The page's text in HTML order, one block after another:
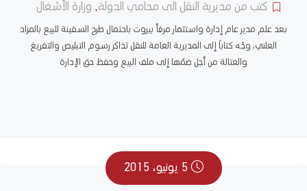
كتب من مديرية النقل الى محامي الدولة, وزارة الأشغال
بعد علم مدير عام إدارة واستثمار مرفأ بيروت باحتمال طرح السفينة للبيع بالمزاد
العلني، وجّه كتاباً إلى المديرية العامة للنقل تذاكر رسوم التبليص والتفريغ
والعتالة من أجل ضمّها إلى ملف البيع وحفظ حق الإدارة
5 يونيو، 2015